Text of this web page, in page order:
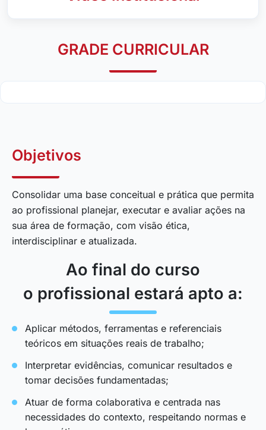
GRADE CURRICULAR
Objetivos
Consolidar uma base conceitual e prática que permita
ao profissional planejar, executar e avaliar ações na
sua área de formação, com visão ética,
interdisciplinar e atualizada.
Ao final do curso
o profissional estará apto a:
Aplicar métodos, ferramentas e referenciais
teóricos em situações reais de trabalho;
Interpretar evidências, comunicar resultados e
tomar decisões fundamentadas;
Atuar de forma colaborativa e centrada nas
necessidades do contexto, respeitando normas e